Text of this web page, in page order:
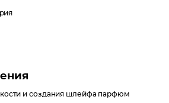
и создания шлейфа парфюм